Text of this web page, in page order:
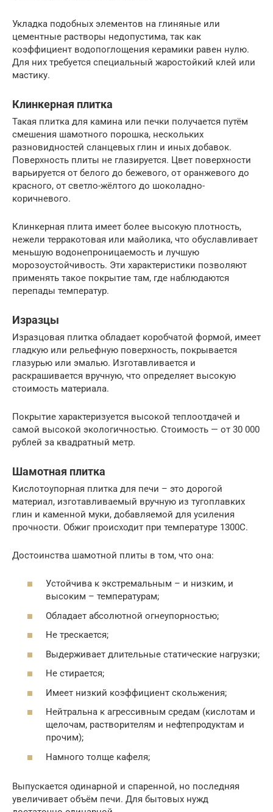
Укладка подобных элементов на глиняные или
цементные растворы недопустима, так как
коэффициент водопоглощения керамики равен нулю.
Для них требуется специальный жаростойкий клей или
мастику.
Клинкерная плитка
Такая плитка для камина или печки получается путём
смешения шамотного порошка, нескольких
разновидностей сланцевых глин и иных добавок.
Поверхность плиты не глазируется. Цвет поверхности
варьируется от белого до бежевого, от оранжевого до
красного, от светло-жёлтого до шоколадно-
коричневого.
Клинкерная плита имеет более высокую плотность,
нежели терракотовая или майолика, что обуславливает
меньшую водонепроницаемость и лучшую
морозоустойчивость. Эти характеристики позволяют
применять такое покрытие там, где наблюдаются
перепады температур.
Изразцы
Изразцовая плитка обладает коробчатой формой, имеет
гладкую или рельефную поверхность, покрывается
глазурью или эмалью. Изготавливается и
раскрашивается вручную, что определяет высокую
стоимость материала.
Покрытие характеризуется высокой теплоотдачей и
самой высокой экологичностью. Стоимость — от 30 000
рублей за квадратный метр.
Шамотная плитка
Кислотоупорная плитка для печи – это дорогой
материал, изготавливаемый вручную из тугоплавких
глин и каменной муки, добавляемой для усиления
прочности. Обжиг происходит при температуре 1300С.
Достоинства шамотной плиты в том, что она:
Устойчива к экстремальным – и низким, и
высоким – температурам;
Обладает абсолютной огнеупорностью;
Не трескается;
Выдерживает длительные статические нагрузки;
Не стирается;
Имеет низкий коэффициент скольжения;
Нейтральна к агрессивным средам (кислотам и
щелочам, растворителям и нефтепродуктам и
прочим);
Намного толще кафеля;
Выпускается одинарной и спаренной, но последняя
увеличивает объём печи. Для бытовых нужд